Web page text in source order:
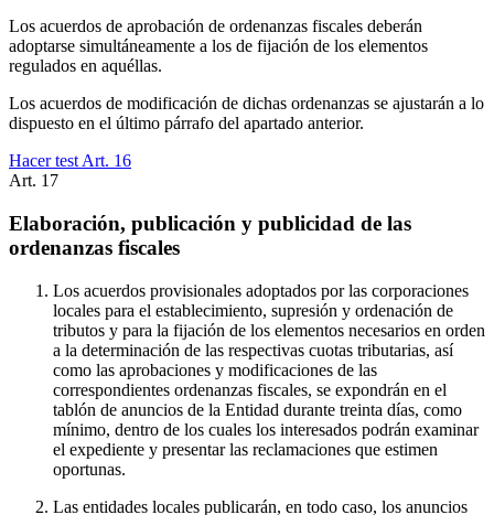
Los acuerdos de aprobación de ordenanzas fiscales deberán
adoptarse simultáneamente a los de fijación de los elementos
regulados en aquéllas.
Los acuerdos de modificación de dichas ordenanzas se ajustarán a lo
dispuesto en el último párrafo del apartado anterior.
Hacer test Art. 16
Art. 17
Elaboración, publicación y publicidad de las
ordenanzas fiscales
Los acuerdos provisionales adoptados por las corporaciones
locales para el establecimiento, supresión y ordenación de
tributos y para la fijación de los elementos necesarios en orden
a la determinación de las respectivas cuotas tributarias, así
como las aprobaciones y modificaciones de las
correspondientes ordenanzas fiscales, se expondrán en el
tablón de anuncios de la Entidad durante treinta días, como
mínimo, dentro de los cuales los interesados podrán examinar
el expediente y presentar las reclamaciones que estimen
oportunas.
Las entidades locales publicarán, en todo caso, los anuncios